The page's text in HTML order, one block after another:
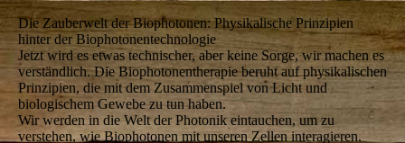
Die Zauberwelt der Biophotonen: Physikalische Prinzipien
hinter der Biophotonentechnologie
Jetzt wird es etwas technischer, aber keine Sorge, wir machen es
verständlich. Die Biophotonentherapie beruht auf physikalischen
Prinzipien, die mit dem Zusammenspiel von Licht und
biologischem Gewebe zu tun haben.
Wir werden in die Welt der Photonik eintauchen, um zu
verstehen, wie Biophotonen mit unseren Zellen interagieren.